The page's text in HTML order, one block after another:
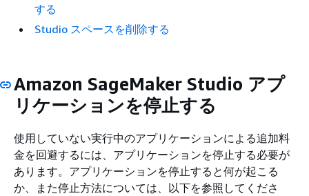
する
Studio スペースを削除する
Amazon SageMaker Studio アプ
リケーションを停止する
使用していない実行中のアプリケーションによる追加料
金を回避するには、アプリケーションを停止する必要が
あります。アプリケーションを停止すると何が起こる
か、また停止方法については、以下を参照してくださ